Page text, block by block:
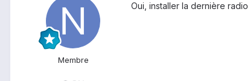
Membre
Oui, installer la dernière